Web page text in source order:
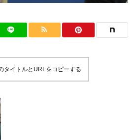
タイトルとURLをコピーする